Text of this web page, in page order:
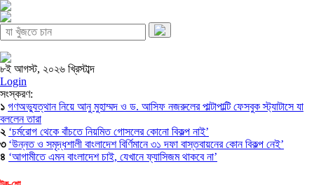
৮ই আগস্ট, ২০২৬ খ্রিস্টাব্দ
Login
সংস্করণ:
১ গণঅভ্যুত্থান নিয়ে আনু মুহাম্মদ ও ড. আসিফ নজরুলের পাল্টাপাল্টি ফেসবুক স্ট্যাটাসে যা
বললেন তারা
২ ‘চর্মরোগ থেকে বাঁচতে নিয়মিত গোসলের কোনো বিকল্প নাই’
৩ ‘উন্নত ও সমৃদ্ধশালী বাংলাদেশ বির্ণিমানে ৩১ দফা বাস্তবায়নের কোন বিকল্প নেই’
৪ ‘আগামীতে এমন বাংলাদেশ চাই, যেখানে ফ্যাসিজম থাকবে না’